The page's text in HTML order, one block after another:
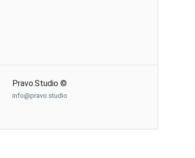
Pravo.Studio ©
info@pravo.studio